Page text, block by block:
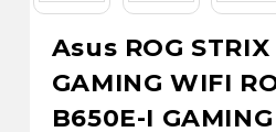
Asus ROG
GAMING WIFI
B650E-I